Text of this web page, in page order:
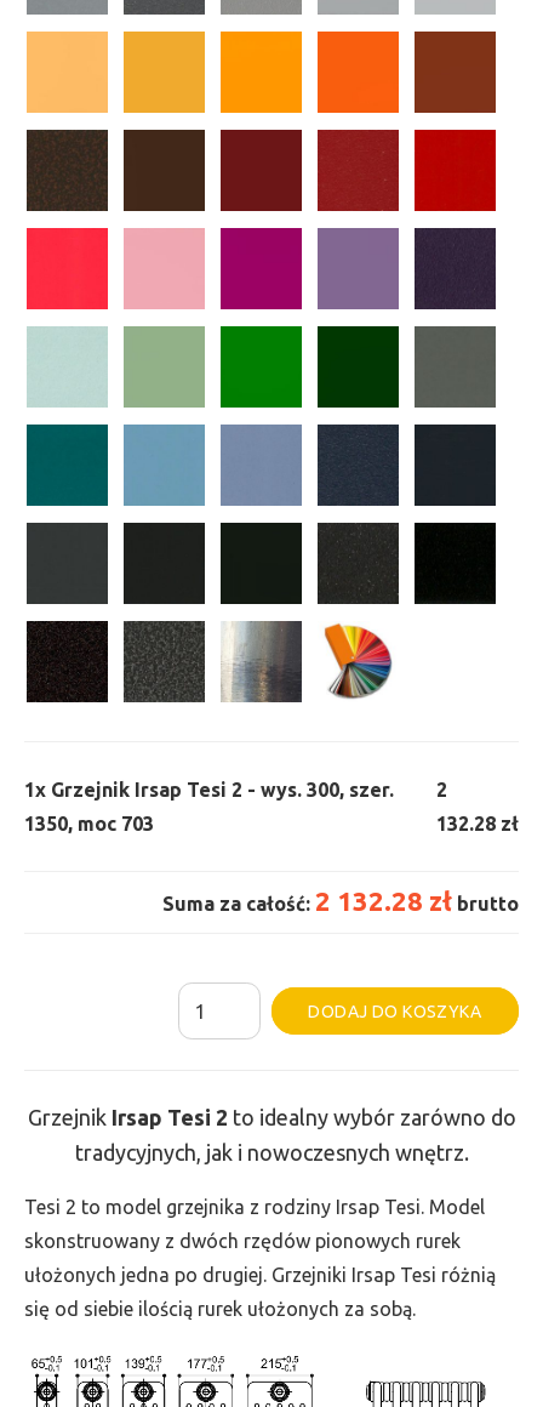
1x Grzejnik Irsap Tesi 2 - wys. 300, szer.
1350, moc 703
2
132.28 zł
Suma za całość: 2 132.28 zł brutto
ilość
Grzejnik
-
wys.
300,
szer.
1350,
703
DODAJ DO KOSZYKA
Grzejnik Irsap Tesi 2 to idealny wybór zarówno do
tradycyjnych, jak i nowoczesnych wnętrz.
Tesi 2 to model grzejnika z rodziny Irsap Tesi. Model
skonstruowany z dwóch rzędów pionowych rurek
ułożonych jedna po drugiej. Grzejniki Irsap Tesi różnią
się od siebie ilością rurek ułożonych za sobą.